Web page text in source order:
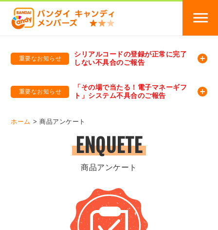
重要なお知らせ
シリアルコードの登録が正常に完了
しない不具合のご報告
重要なお知らせ
「その場で当たる！電子マネーギフ
ト」システム不具合のご報告
ホーム 商品アンケート
ENQUETE
商品アンケート